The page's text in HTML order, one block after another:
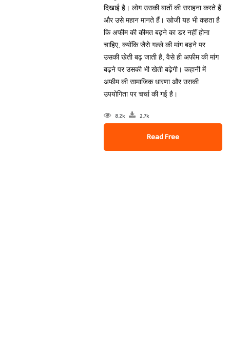
दिखाई है। लोग उसकी बातों की सराहना करते हैं
और उसे महान मानते हैं। खोजी यह भी कहता है
कि अफीम की कीमत बढ़ने का डर नहीं होना
चाहिए, क्योंकि जैसे गल्ले की मांग बढ़ने पर
उसकी खेती बढ़ जाती है, वैसे ही अफीम की मांग
बढ़ने पर उसकी भी खेती बढ़ेगी। कहानी में
अफीम की सामाजिक धारणा और उसकी
उपयोगिता पर चर्चा की गई है।
8.2k 2.7k
Read Free